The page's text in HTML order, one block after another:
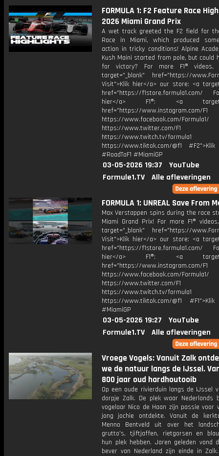
FORMULA 1: F2 Feature Race
2026 Miami Grand Prix
A wet track greeted the F2 field for
Race in Miami, which produced
action in tricky conditions! Alpine
Kush Maini started from pole, but could
for victory? For more F1® videos,
target="_blank" href="https://
Visit">Klik hier</a> our store: <a
href="https://f1store.formula1.com/
hier</a> F1®: <a
href="https://www.instagram.com/F1
https://www.facebook.com/Formula1/
https://www.twitter.com/F1
https://www.twitch.tv/formula1
https://www.tiktok.com/@f1
#RoadToF1 #MiamiGP
03-05-2026 19:37
YouTube
Formule1.TV
Alle afleveringen
FORMULA 1: UNREAL Save From
Max Verstappen spins during the race
Miami Grand Prix! For more F1®
target="_blank" href="https://
Visit">Klik hier</a> our store: <a
href="https://f1store.formula1.com/
hier</a> F1®: <a
href="https://www.instagram.com/F1
https://www.facebook.com/Formula1/
https://www.twitter.com/F1
https://www.twitch.tv/formula1
https://www.tiktok.com/@f1
#MiamiGP
03-05-2026 19:27
YouTube
Formule1.TV
Alle afleveringen
Vroege Vogels: Vanuit Zalk
we de natuur langs de IJssel.
800 jaar oud hardhoutooib
Op een oude rivierduin langs de IJssel
dorpje Zalk. De plek waar Nederlands
vogelaar Nico de Haan zijn passie voor
jong jochie ontdekte. Vanuit de
Menno Bentveld uit over het
grutto's, tjiftjaffen, rietgorsen en
hun plek hebben. Jaren geleden vond
bever van Nederland zijn einde in